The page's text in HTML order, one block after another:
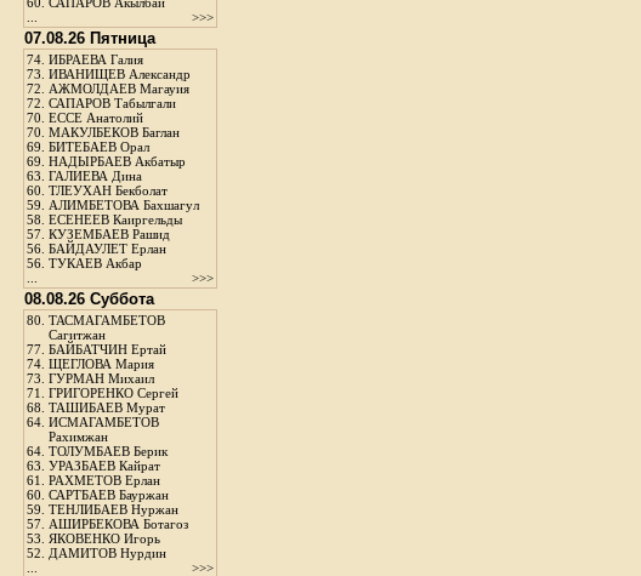
>>>
07.08.26 Пятница
74. ИБРАЕВА Галия
73. ИВАНИЩЕВ Александр
72. АЖМОЛДАЕВ Магауия
72. САПАРОВ Табылгали
70. ЕССЕ Анатолий
70. МАКУЛБЕКОВ Баглан
69. БИТЕБАЕВ Орал
69. НАДЫРБАЕВ Акбатыр
63. ГАЛИЕВА Дина
60. ТЛЕУХАН Бекболат
59. АЛИМБЕТОВА Бахшагул
58. ЕСЕНЕЕВ Каиргельды
57. КУЗЕМБАЕВ Рашид
56. БАЙДАУЛЕТ Ерлан
56. ТУКАЕВ Акбар
>>>
08.08.26 Суббота
80. ТАСМАГАМБЕТОВ
Сагитжан
77. БАЙБАТЧИН Ертай
74. ЩЕГЛОВА Мария
73. ГУРМАН Михаил
71. ГРИГОРЕНКО Сергей
68. ТАШИБАЕВ Мурат
64. ИСМАГАМБЕТОВ
Рахимжан
64. ТОЛУМБАЕВ Берик
63. УРАЗБАЕВ Кайрат
61. РАХМЕТОВ Ерлан
60. САРТБАЕВ Бауржан
59. ТЕНЛИБАЕВ Нуржан
57. АШИРБЕКОВА Ботагоз
53. ЯКОВЕНКО Игорь
52. ДАМИТОВ Нурдин
>>>